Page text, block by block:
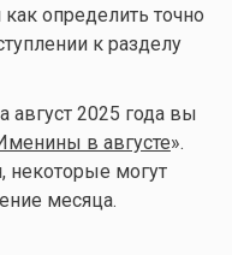
определить точно
к разделу
август 2025 года вы
в августе».
некоторые могут
месяца.